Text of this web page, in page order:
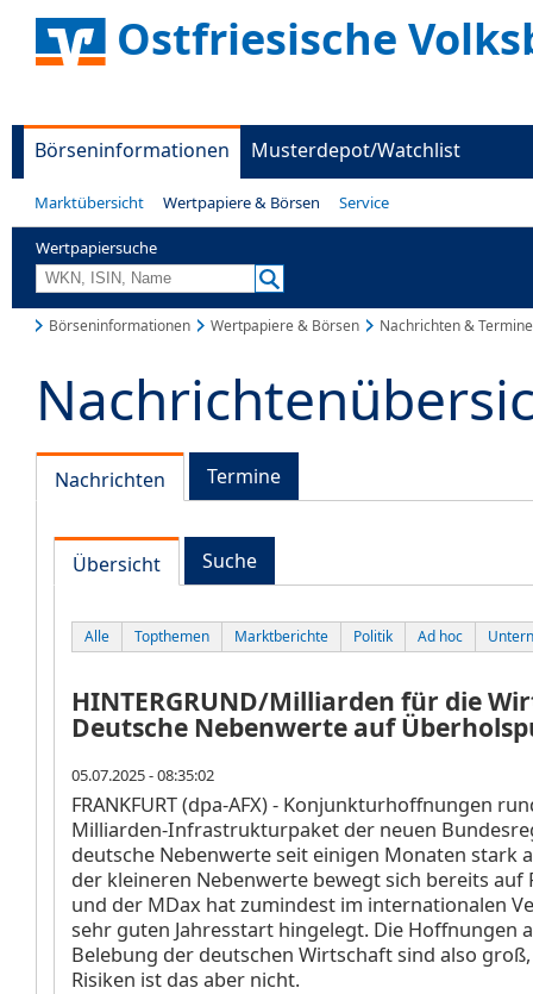
Ostfriesische
Börseninformationen Musterdepot/Watchlist
Marktübersicht Wertpapiere & Börsen Service
Wertpapiersuche
Börseninformationen Wertpapiere & Börsen Nachrichten & Termine
Nachrichten Termine
Übersicht Suche
Alle Topthemen Marktberichte Politik Ad hoc
HINTERGRUND/Milliarden für die
Deutsche Nebenwerte auf
05.07.2025 - 08:35:02
FRANKFURT (dpa-AFX) - Konjunkturhoffnungen
Milliarden-Infrastrukturpaket der neuen
deutsche Nebenwerte seit einigen Monaten stark
der kleineren Nebenwerte bewegt sich bereits auf
und der MDax hat zumindest im internationalen
sehr guten Jahresstart hingelegt. Die Hoffnungen
Belebung der deutschen Wirtschaft sind also
Risiken ist das aber nicht.